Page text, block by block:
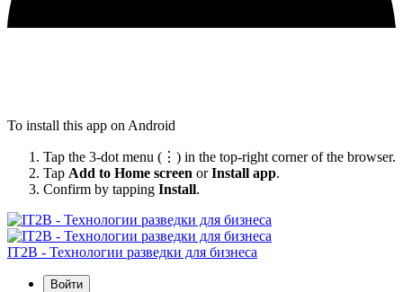
To install this app on Android
Tap the 3-dot menu (⋮) in the top-right corner of the browser.
Tap Add to Home screen orInstall app.
Confirm by tapping Install.
IT2B - Технологии разведки для бизнеса
Войти